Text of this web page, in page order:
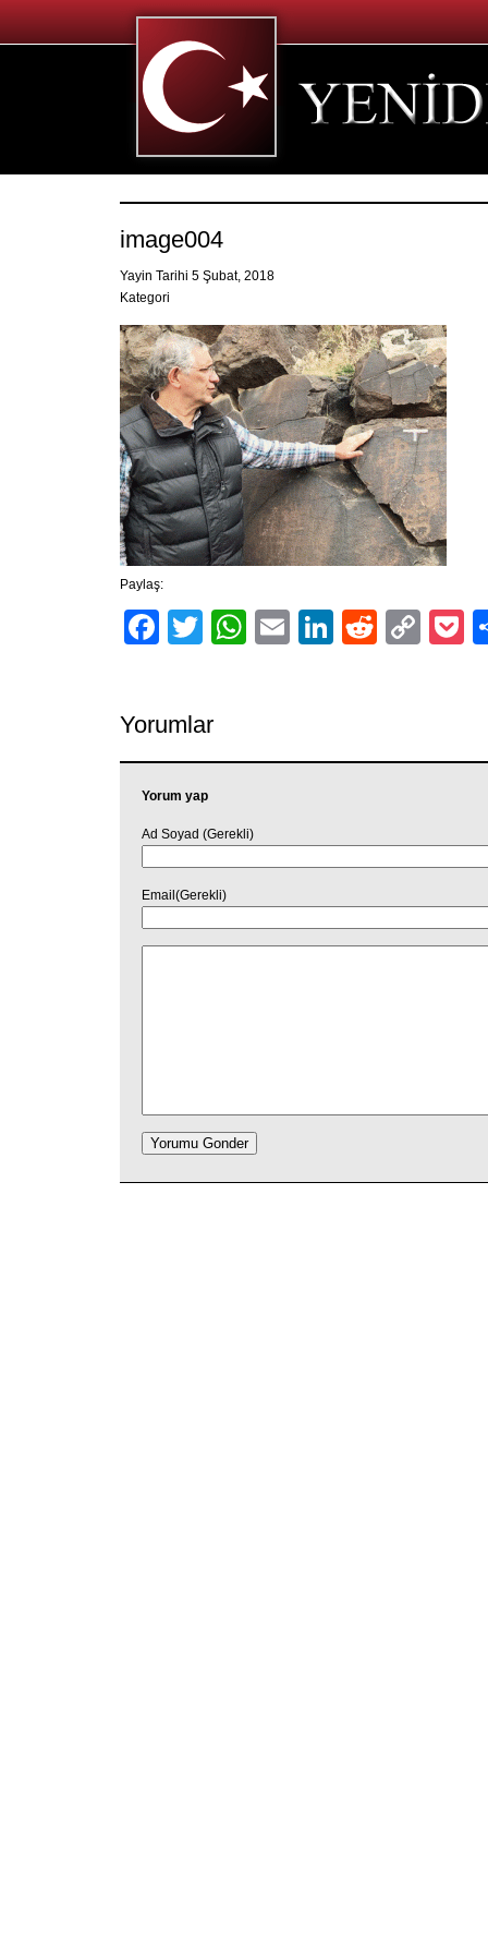
image004
Yayin Tarihi 5 Şubat, 2018
Kategori
Paylaş:
Facebook
TwitterWhatsApp
EmailLinkedIn
Reddit
Yorumlar
Yorum yap
Ad Soyad (Gerekli)
Email(Gerekli)